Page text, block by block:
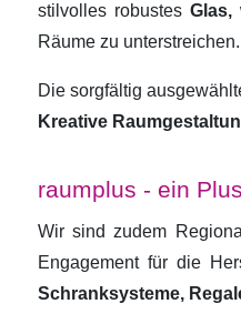
stilvolles robustes Glas,
Räume zu unterstreichen.
Die sorgfältig
Kreative
raumplus - ein
Wir sind zudem
Engagement für die
Schranksysteme,